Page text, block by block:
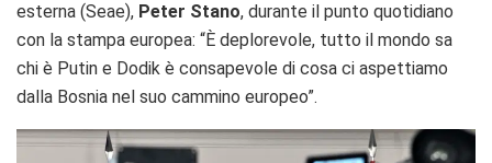
esterna (Seae), Peter Stano, durante il punto quotidiano
con la stampa europea: “È deplorevole, tutto il mondo sa
chi è Putin e Dodik è consapevole di cosa ci aspettiamo
dalla Bosnia nel suo cammino europeo”.